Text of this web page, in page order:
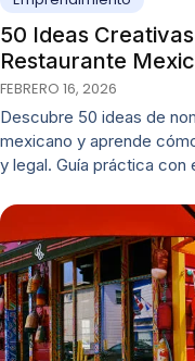
50 Ideas
Restaurante
FEBRERO 16, 2026
Descubre 50 ideas de
mexicano y aprende
y legal. Guía práctica